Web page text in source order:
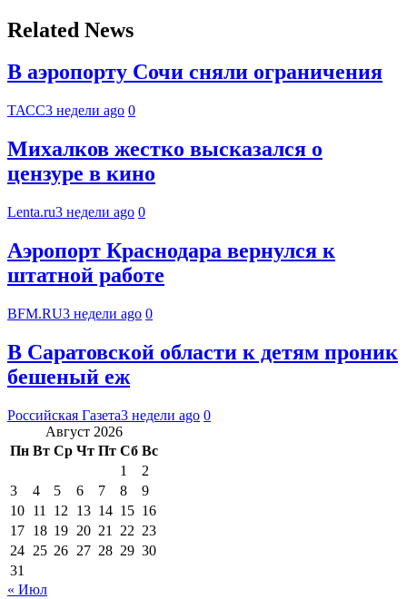
Related News
В аэропорту Сочи сняли ограничения
ТАСС3 недели ago 0
Михалков жестко высказался о
цензуре в кино
Lenta.ru3 недели ago 0
Аэропорт Краснодара вернулся к
штатной работе
BFM.RU3 недели ago 0
В Саратовской области к детям проник
бешеный еж
Российская Газета3 недели ago 0
Август 2026
Пн Вт Ср Чт Пт Сб Вс
1
2
3
4 5 6 7 8
9
10 11 12 13 14 15 16
17 18 19 20 21 22 23
24 25 26 27 28 29 30
31
« Июл